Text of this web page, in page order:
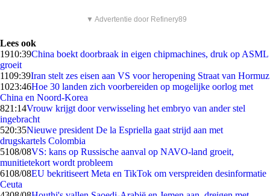
▼ Advertentie door Refinery89
Lees ook
1910:39China boekt doorbraak in eigen chipmachines, druk op ASML
groeit
1109:39Iran stelt zes eisen aan VS voor heropening Straat van Hormuz
1023:46Hoe 30 landen zich voorbereiden op mogelijke oorlog met
China en Noord-Korea
821:14Vrouw krijgt door verwisseling het embryo van ander stel
ingebracht
520:35Nieuwe president De la Espriella gaat strijd aan met
drugskartels Colombia
5108/08VS: kans op Russische aanval op NAVO-land groeit,
munitietekort wordt probleem
6108/08EU bekritiseert Meta en TikTok om verspreiden desinformatie
Ceuta